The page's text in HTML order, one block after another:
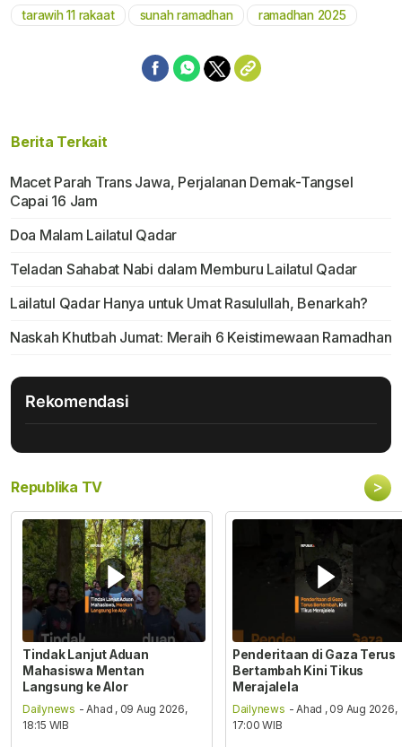
tarawih 11 rakaat sunah ramadhan ramadhan 2025
Berita Terkait
Macet Parah Trans Jawa, Perjalanan Demak-Tangsel
Capai 16 Jam
Doa Malam Lailatul Qadar
Teladan Sahabat Nabi dalam Memburu Lailatul Qadar
Lailatul Qadar Hanya untuk Umat Rasulullah, Benarkah?
Naskah Khutbah Jumat: Meraih 6 Keistimewaan Ramadhan
Rekomendasi
Republika TV >
Tindak Lanjut Aduan
Mahasiswa Mentan
Langsung ke Alor
Dailynews - Ahad , 09 Aug 2026,
18:15 WIB
Penderitaan di Gaza Terus
Bertambah Kini Tikus
Merajalela
Dailynews - Ahad , 09 Aug 2026,
17:00 WIB